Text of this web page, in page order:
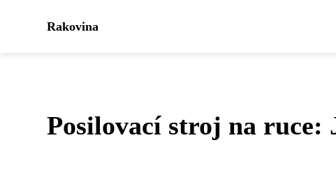
Rakovina
Posilovací stroj na